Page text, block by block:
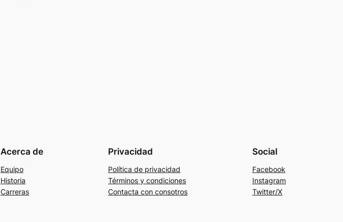
Acerca de
Equipo
Historia
Carreras
Privacidad
Política de privacidad
Términos y condiciones
Contacta con consotros
Social
Facebook
Instagram
Twitter/X